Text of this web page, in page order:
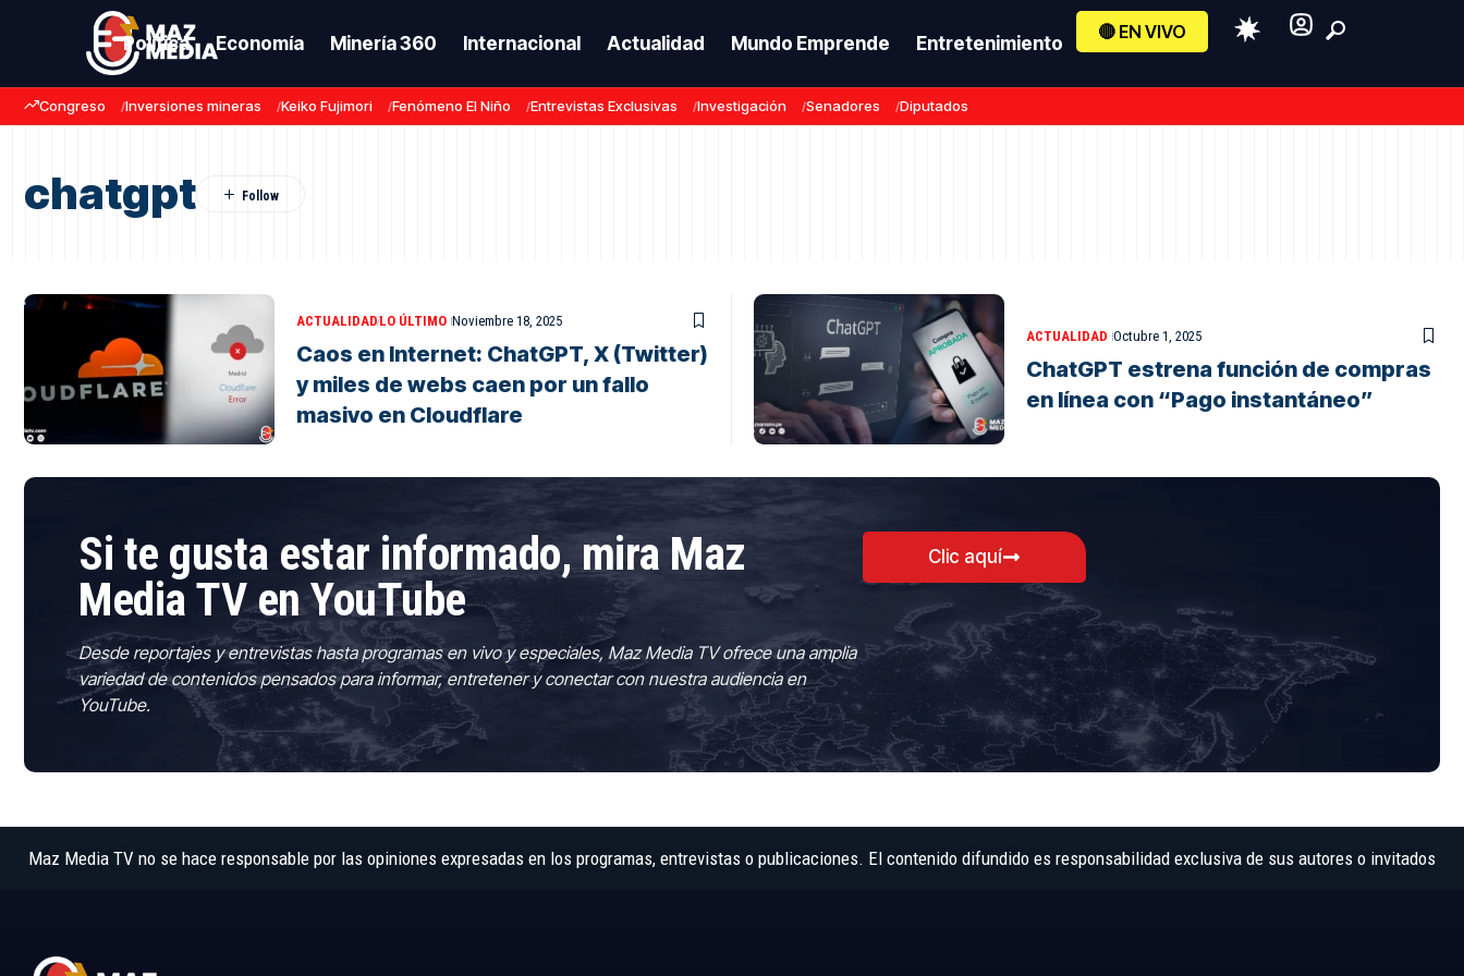
Política Economía Minería 360 Internacional Actualidad Mundo Emprende Entretenimiento
🔴 EN VIVO
Congreso Inversiones mineras Keiko Fujimori Fenómeno El Niño Entrevistas Exclusivas Investigación Senadores Diputados
chatgpt
ACTUALIDADLO ÚLTIMO Noviembre 18, 2025
Caos en Internet: ChatGPT, X (Twitter)
y miles de webs caen por un fallo
masivo en Cloudflare
ACTUALIDAD Octubre 1, 2025
ChatGPT estrena función de compras
en línea con “Pago instantáneo”
Si te gusta estar informado, mira Maz
Media TV en YouTube
Desde reportajes y entrevistas hasta programas en vivo y especiales, Maz Media TV ofrece una amplia
variedad de contenidos pensados para informar, entretener y conectar con nuestra audiencia en
YouTube.
Clic aquí
Maz Media TV no se hace responsable por las opiniones expresadas en los programas, entrevistas o publicaciones. El contenido difundido es responsabilidad exclusiva de sus autores o invitados